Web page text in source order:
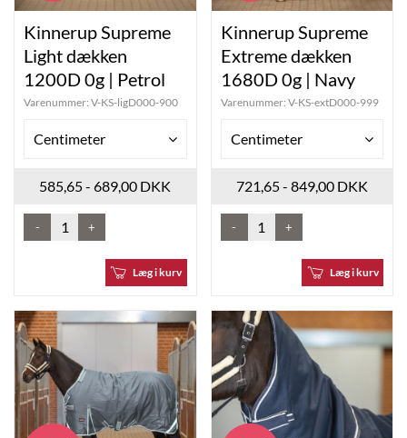
Kinnerup Supreme
Light dækken
1200D 0g | Petrol
Varenummer: V-KS-ligD000-900
Centimeter
585,65 - 689,00 DKK
- +
Læg i kurv
Kinnerup Supreme
Extreme dækken
1680D 0g | Navy
Varenummer: V-KS-extD000-999
Centimeter
721,65 - 849,00 DKK
- +
Læg i kurv